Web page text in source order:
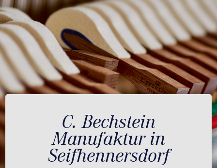
C. Bechstein
Manufaktur in
Seifhennersdorf